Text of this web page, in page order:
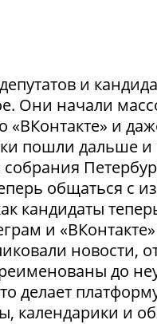
и
Они начали
«ВКонтакте» и
пошли дальше и
общаться с
кандидаты
и
новости,
до
делает
календарики и